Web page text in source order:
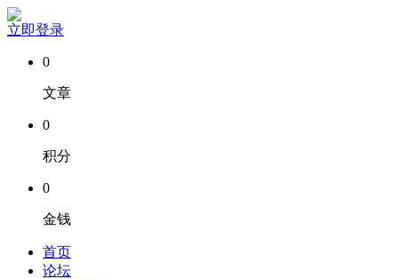
立即登录
0
文章
0
积分
0
金钱
首页
论坛